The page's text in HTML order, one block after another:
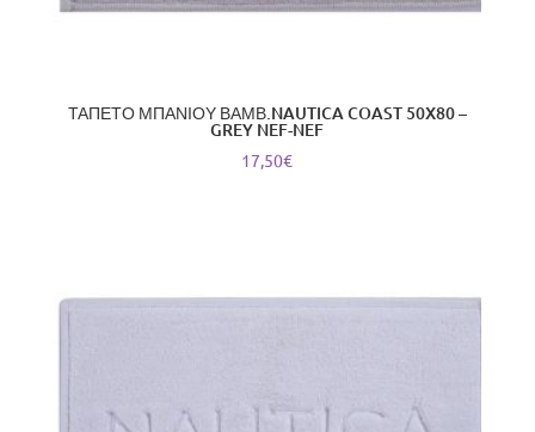
ΤΑΠΕΤΟ ΜΠΑΝΙΟΥ ΒΑΜΒ.NAUTICA COAST 50X80 –
GREY NEF-NEF
17,50€